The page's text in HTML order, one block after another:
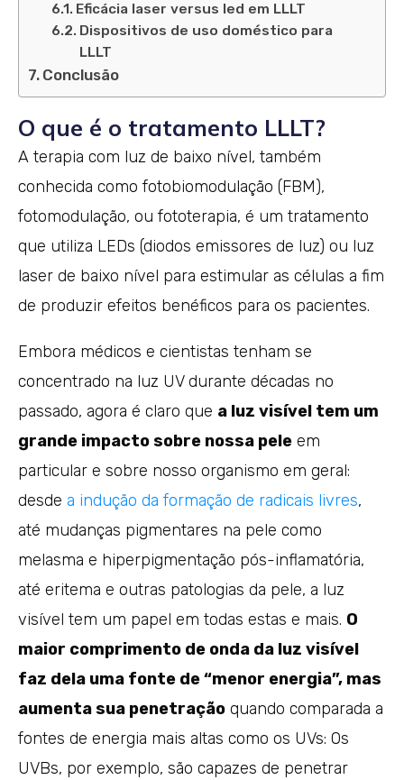
Eficácia laser versus led em LLLT
Dispositivos de uso doméstico para
LLLT
Conclusão
O que é o tratamento LLLT?
A terapia com luz de baixo nível, também
conhecida como fotobiomodulação (FBM),
fotomodulação, ou fototerapia, é um tratamento
que utiliza LEDs (diodos emissores de luz) ou luz
laser de baixo nível para estimular as células a fim
de produzir efeitos benéficos para os pacientes.
Embora médicos e cientistas tenham se
concentrado na luz UV durante décadas no
passado, agora é claro que a luz visível tem um
grande impacto sobre nossa pele em
particular e sobre nosso organismo em geral:
desde a indução da formação de radicais livres,
até mudanças pigmentares na pele como
melasma e hiperpigmentação pós-inflamatória,
até eritema e outras patologias da pele, a luz
visível tem um papel em todas estas e mais. O
maior comprimento de onda da luz visível
faz dela uma fonte de “menor energia”, mas
aumenta sua penetração quando comparada a
fontes de energia mais altas como os UVs: Os
UVBs, por exemplo, são capazes de penetrar